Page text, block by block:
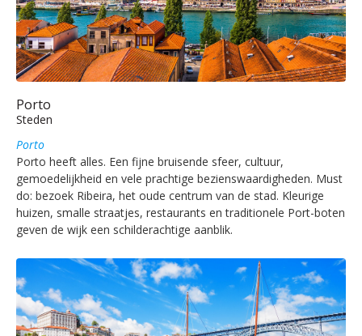
Porto
Steden
Porto
Porto heeft alles. Een fijne bruisende sfeer, cultuur,
gemoedelijkheid en vele prachtige bezienswaardigheden. Must
do: bezoek Ribeira, het oude centrum van de stad. Kleurige
huizen, smalle straatjes, restaurants en traditionele Port-boten
geven de wijk een schilderachtige aanblik.